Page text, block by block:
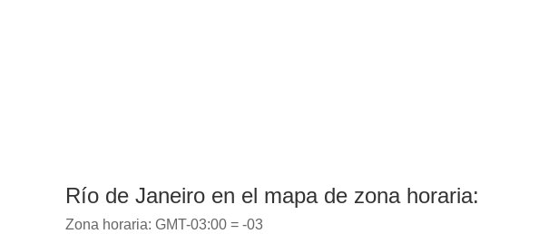
Río de Janeiro en el mapa de zona horaria:
Zona horaria: GMT-03:00 = -03